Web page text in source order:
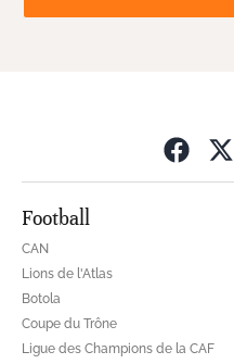
Football
CAN
Lions de l'Atlas
Botola
Coupe du Trône
Ligue des Champions de la CAF